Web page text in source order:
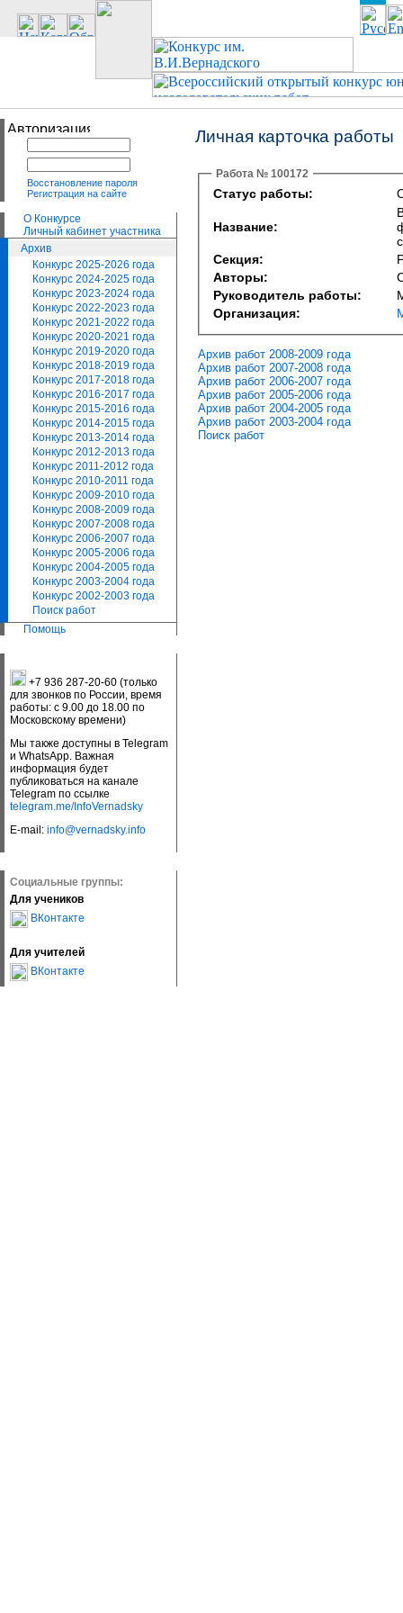
Восстановление пароля
Регистрация на сайте
О Конкурсе
Личный кабинет участника
Архив
Конкурс 2025-2026 года
Конкурс 2024-2025 года
Конкурс 2023-2024 года
Конкурс 2022-2023 года
Конкурс 2021-2022 года
Конкурс 2020-2021 года
Конкурс 2019-2020 года
Конкурс 2018-2019 года
Конкурс 2017-2018 года
Конкурс 2016-2017 года
Конкурс 2015-2016 года
Конкурс 2014-2015 года
Конкурс 2013-2014 года
Конкурс 2012-2013 года
Конкурс 2011-2012 года
Конкурс 2010-2011 года
Конкурс 2009-2010 года
Конкурс 2008-2009 года
Конкурс 2007-2008 года
Конкурс 2006-2007 года
Конкурс 2005-2006 года
Конкурс 2004-2005 года
Конкурс 2003-2004 года
Конкурс 2002-2003 года
Поиск работ
Помощь
+7 936 287-20-60 (только
для звонков по России, время
работы: с 9.00 до 18.00 по
Московскому времени)
Мы также доступны в Telegram
и WhatsApp. Важная
информация будет
публиковаться на канале
Telegram по ссылке
telegram.me/InfoVernadsky
E-mail: info@vernadsky.info
Социальные группы:
Для учеников
ВКонтакте
Для учителей
ВКонтакте
Личная карточка работы
Работа № 100172
Статус работы:
Название:
Секция:
Авторы:
Руководитель работы:
Организация:
Архив работ 2008-2009 года
Архив работ 2007-2008 года
Архив работ 2006-2007 года
Архив работ 2005-2006 года
Архив работ 2004-2005 года
Архив работ 2003-2004 года
Поиск работ